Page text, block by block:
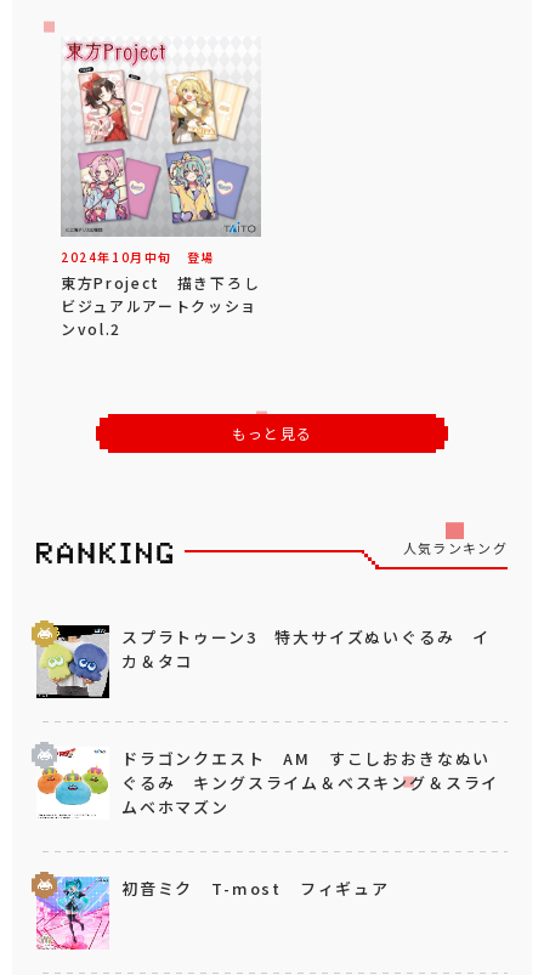
2024年 10月 中旬 登場
東方Project 描き下ろし
ビジュアルアートクッショ
ンvol.2
もっと見る
人気ランキング
スプラトゥーン3 特大サイズぬいぐるみ イ
カ＆タコ
ドラゴンクエスト AM すこしおおきなぬい
ぐるみ キングスライム＆ベスキング＆スライ
ムベホマズン
初音ミク T-most フィギュア